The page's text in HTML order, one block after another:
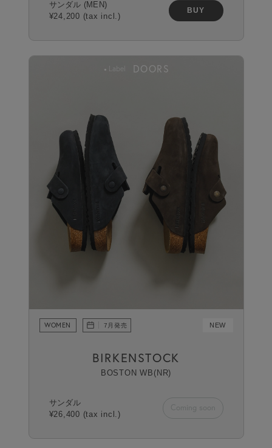
サンダル (MEN)
¥24,200 (tax incl.)
BUY
Label DOORS
WOMEN 7月発売 NEW
BIRKENSTOCK
BOSTON WB(NR)
サンダル
¥26,400 (tax incl.)
Coming soon